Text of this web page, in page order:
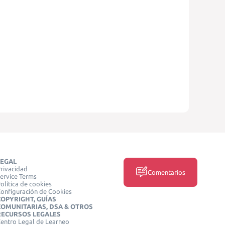
Terms
de cookies
de Cookies
GUÍAS
DSA & OTROS
LEGALES
Legal de Learneo
Comentarios